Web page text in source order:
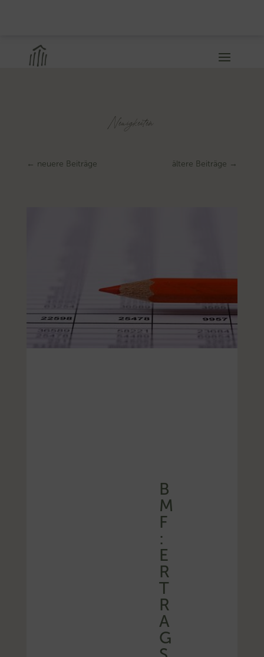
Neuigkeiten
← neuere Beiträge ältere Beiträge →
B
M
F
:
E
R
T
R
A
G